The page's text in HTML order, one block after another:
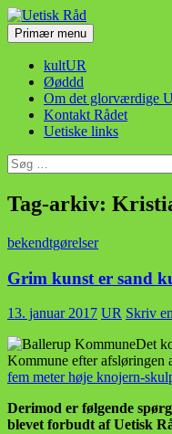
Hop
til
indhold
Uetisk Råd
SøgPrimær menu
kultUR
Øøddd
Om det glorværdige
Kontakt Rådet
Uetiske links
Søg
efter:
Tag-arkiv:
bekendtgørelser
Grim kunst er sand
13. januar 2017 UR Skriv
Det
Kommune efter afsløringen
fem meter høje knojern-
Derimod er følgende
blevet forbudt af Uetisk